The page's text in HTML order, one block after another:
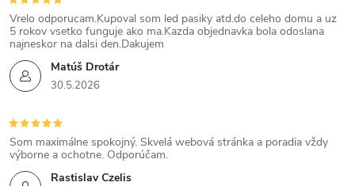
Matúš Drotár
30.5.2026
Vrelo odporucam.Kupoval som led pasiky atd.do celeho domu a uz
5 rokov vsetko funguje ako ma.Kazda objednavka bola odoslana
najneskor na dalsi den.Dakujem
Rastislav Czelis
Som maximálne spokojný. Skvelá webová stránka a poradia vždy
výborne a ochotne. Odporúčam.